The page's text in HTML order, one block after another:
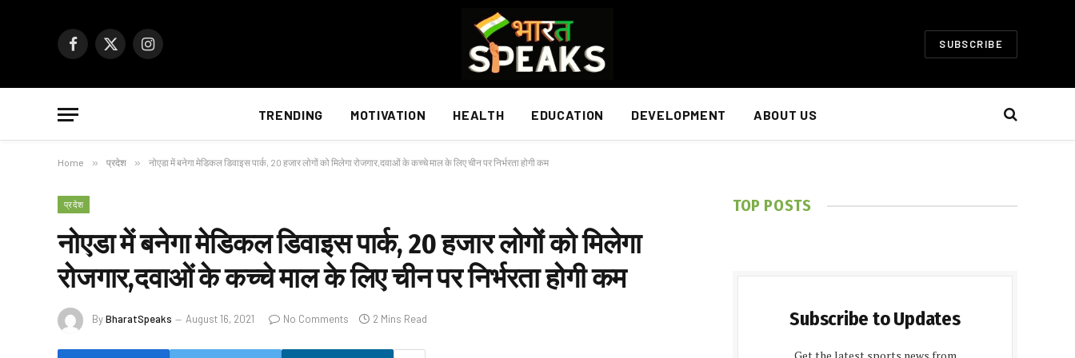
Facebook
X
Instagram SUBSCRIBE
TRENDING MOTIVATION HEALTH EDUCATION DEVELOPMENT ABOUT US
Home » प्रदेश » नोएडा में बनेगा मेडिकल डिवाइस पार्क, 20 हजार लोगों को मिलेगा रोजगार,दवाओं के कच्चे माल के लिए चीन पर निर्भरता होगी कम
प्रदेश
नोएडा में बनेगा मेडिकल डिवाइस पार्क, 20 हजार लोगों को मिलेगा
रोजगार,दवाओं के कच्चे माल के लिए चीन पर निर्भरता होगी कम
ByBharatSpeaks August 16, 2021 No Comments 2 Mins Read
TOP POSTS
Subscribe to Updates